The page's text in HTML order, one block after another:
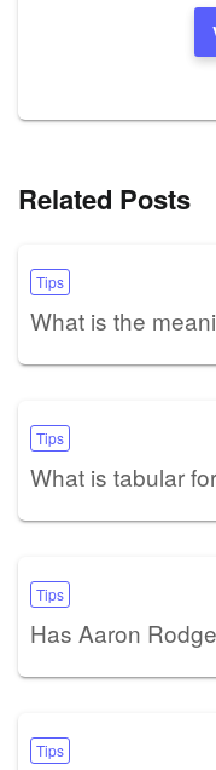
Related Posts
Tips
What is the
Tips
What is tabular
Tips
Has Aaron
Tips